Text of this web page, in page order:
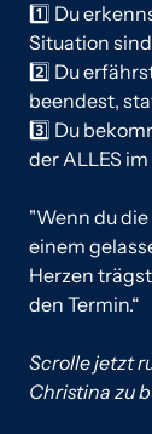
1️⃣ Du
Situation sind
2️⃣ Du
beendest,
3️⃣ Du
der ALLES im
"Wenn du die
einem
Herzen
den Termin.“
Scrolle jetzt
Christina zu